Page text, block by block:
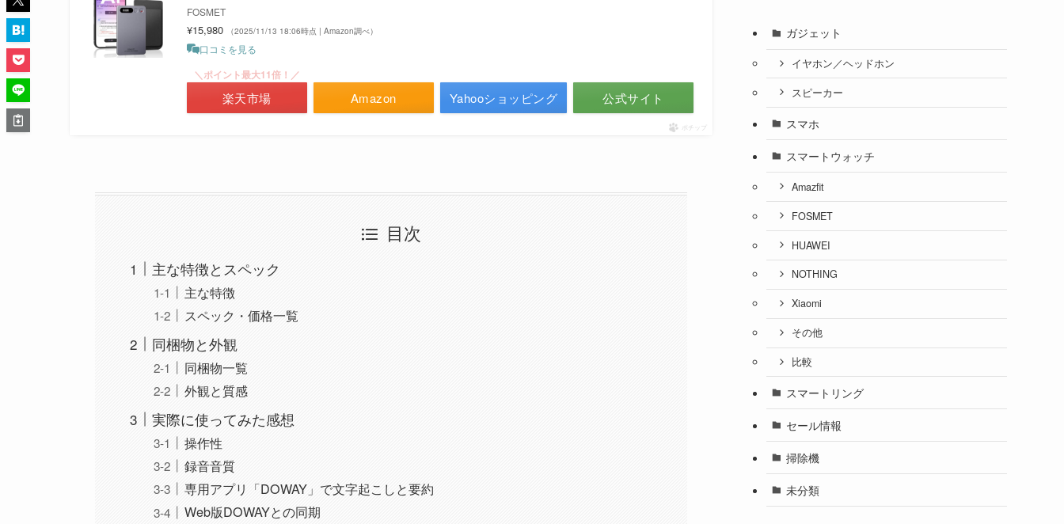
FOSMET
¥15,980 （2025/11/13 18:06時点 | Amazon調べ）
口コミを見る
Amazon
＼ポイント最大11倍！／
楽天市場 Yahooショッピング 公式サイト
ポチップ
目次
主な特徴とスペック
主な特徴
スペック・価格一覧
同梱物と外観
同梱物一覧
外観と質感
実際に使ってみた感想
操作性
録音音質
専用アプリ「DOWAY」で文字起こしと要約
Web版DOWAYとの同期
ガジェット
イヤホン／ヘッドホン
スピーカー
スマホ
スマートウォッチ
Amazfit
FOSMET
HUAWEI
NOTHING
Xiaomi
その他
比較
スマートリング
セール情報
掃除機
未分類